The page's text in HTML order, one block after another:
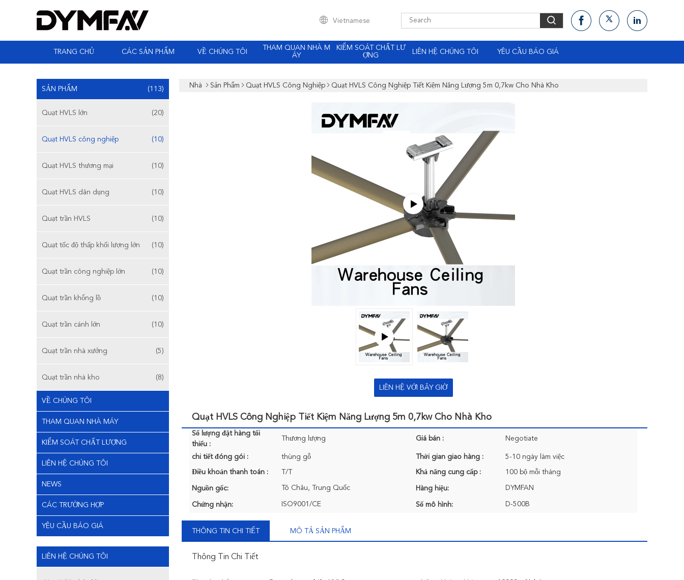
Vietnamese
TRANG CHỦ CÁC SẢN PHẨM VỀ CHÚNG TÔI
THAM QUAN NHÀ M
ÁY
KIỂM SOÁT CHẤT LƯ
ỢNG
LIÊN HỆ CHÚNG TÔI YÊU CẦU BÁO GIÁ
SẢN PHẨM (113)
Quạt HVLS lớn (20)
Quạt HVLS công nghiệp (10)
Quạt HVLS thương mại (10)
Quạt HVLS dân dụng (10)
Quạt trần HVLS (10)
Quạt tốc độ thấp khối lượng lớn (10)
Quạt trần công nghiệp lớn (10)
Quạt trần khổng lồ (10)
Quạt trần cánh lớn (10)
Quạt trần nhà xưởng (5)
Quạt trần nhà kho (8)
VỀ CHÚNG TÔI
THAM QUAN NHÀ MÁY
KIỂM SOÁT CHẤT LƯỢNG
LIÊN HỆ CHÚNG TÔI
NEWS
CÁC TRƯỜNG HỢP
YÊU CẦU BÁO GIÁ
LIÊN HỆ CHÚNG TÔI
Nhà Sản Phẩm Quạt HVLS Công Nghiệp Quạt HVLS Công Nghiệp Tiết Kiệm Năng Lượng 5m 0,7kw Cho Nhà Kho
LIÊN HỆ VỚI BÂY GIỜ
Quạt HVLS Công Nghiệp Tiết Kiệm Năng Lượng 5m 0,7kw Cho Nhà Kho
Số lượng đặt hàng tối
thiểu :
Thương lượng Giá bán : Negotiate
chi tiết đóng gói : thùng gỗ Thời gian giao hàng : 5-10 ngày làm việc
Điều khoản thanh toán : T/T Khả năng cung cấp : 100 bộ mỗi tháng
Nguồn gốc: Tô Châu, Trung Quốc Hàng hiệu: DYMFAN
Chứng nhận: ISO9001/CE Số mô hình: D-500B
THÔNG TIN CHI TIẾT MÔ TẢ SẢN PHẨM
Thông Tin Chi Tiết